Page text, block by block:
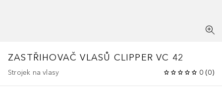
ZASTŘIHOVAČ VLASŮ CLIPPER VC 42
Strojek na vlasy 0 (0)